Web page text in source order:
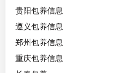
贵阳包养信息
遵义包养信息
郑州包养信息
重庆包养信息